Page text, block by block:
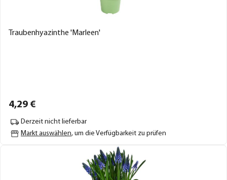
Traubenhyazinthe 'Marleen'
4,29 €
Derzeit nicht lieferbar
Markt auswählen, um die Verfügbarkeit zu prüfen